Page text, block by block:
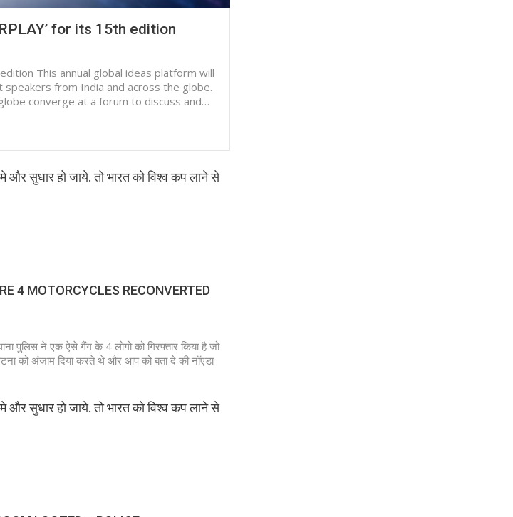
for its 15th edition
This annual global ideas platform will
from India and across the globe.
converge at a forum to discuss and…
और सुधार हो जाये. तो भारत को विश्व कप लाने से
4 MOTORCYCLES RECONVERTED
पुलिस ने एक ऐसे गैंग के 4 लोगो को गिरफ्तार किया है जो
को अंजाम दिया करते थे और आप को बता दे की नॉएडा
और सुधार हो जाये. तो भारत को विश्व कप लाने से